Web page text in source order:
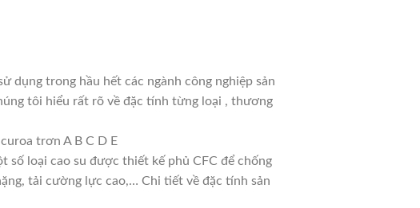
dụng trong hầu hết các ngành công nghiệp sản
tôi hiểu rất rõ về đặc tính từng loại , thương
trơn A B C D E
số loại cao su được thiết kế phủ CFC để chống
tải cường lực cao,… Chi tiết về đặc tính sản